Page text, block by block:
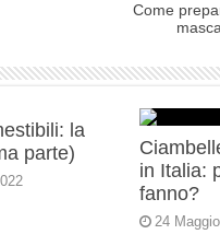
Come
la
parte)
in Italia:
fanno?
24